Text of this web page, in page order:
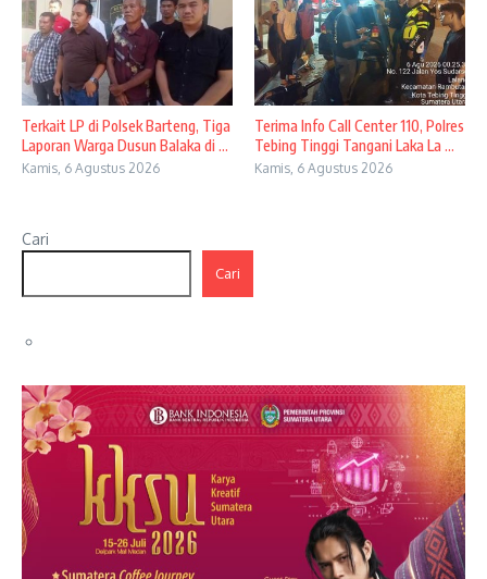
Terkait LP di Polsek Barteng, Tiga
Laporan Warga Dusun Balaka di ...
Kamis, 6 Agustus 2026
Terima Info Call Center 110, Polres
Tebing Tinggi Tangani Laka La ...
Kamis, 6 Agustus 2026
Cari
Cari